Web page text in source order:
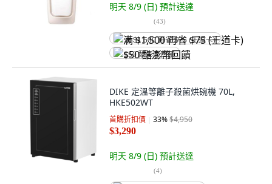
明天 8/9 (日) 預計送達
(43)
满 $1,500 再省 $75 (王道卡)
$50 酷澎幣回饋
DIKE 定溫等離子殺菌烘碗機 70L,
HKE502WT
首購折扣價 33%$4,950
$3,290
明天 8/9 (日) 預計送達
(4)